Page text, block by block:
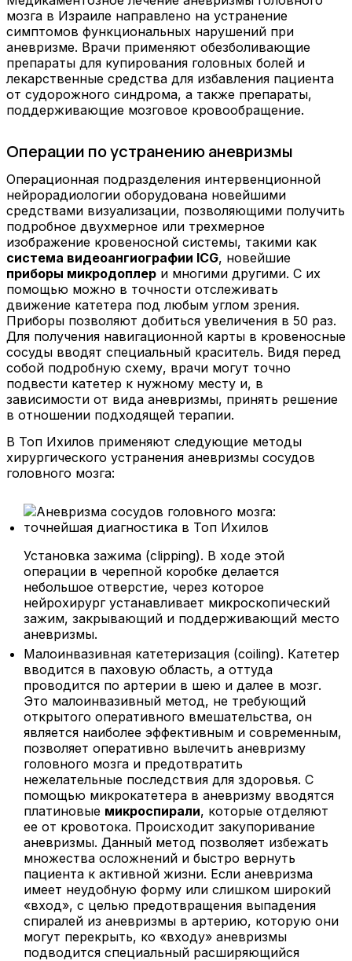
мозга в Израиле направлено на устранение
симптомов функциональных нарушений при
аневризме. Врачи применяют обезболивающие
препараты для купирования головных болей и
лекарственные средства для избавления пациента
от судорожного синдрома, а также препараты,
поддерживающие мозговое кровообращение.
Операции по устранению аневризмы
Операционная подразделения интервенционной
нейрорадиологии оборудована новейшими
средствами визуализации, позволяющими получить
подробное двухмерное или трехмерное
изображение кровеносной системы, такими как
система видеоангиографии ICG, новейшие
приборы микродоплер и многими другими. С их
помощью можно в точности отслеживать
движение катетера под любым углом зрения.
Приборы позволяют добиться увеличения в 50 раз.
Для получения навигационной карты в кровеносные
сосуды вводят специальный краситель. Видя перед
собой подробную схему, врачи могут точно
подвести катетер к нужному месту и, в
зависимости от вида аневризмы, принять решение
в отношении подходящей терапии.
В Топ Ихилов применяют следующие методы
хирургического устранения аневризмы сосудов
головного мозга:
Установка зажима (clipping). В ходе этой
операции в черепной коробке делается
небольшое отверстие, через которое
нейрохирург устанавливает микроскопический
зажим, закрывающий и поддерживающий место
аневризмы.
Малоинвазивная катетеризация (coiling). Катетер
вводится в паховую область, а оттуда
проводится по артерии в шею и далее в мозг.
Это малоинвазивный метод, не требующий
открытого оперативного вмешательства, он
является наиболее эффективным и современным,
позволяет оперативно вылечить аневризму
головного мозга и предотвратить
нежелательные последствия для здоровья. С
помощью микрокатетера в аневризму вводятся
платиновые микроспирали, которые отделяют
ее от кровотока. Происходит закупоривание
аневризмы. Данный метод позволяет избежать
множества осложнений и быстро вернуть
пациента к активной жизни. Если аневризма
имеет неудобную форму или слишком широкий
«вход», с целью предотвращения выпадения
спиралей из аневризмы в артерию, которую они
могут перекрыть, ко «входу» аневризмы
подводится специальный расширяющийся